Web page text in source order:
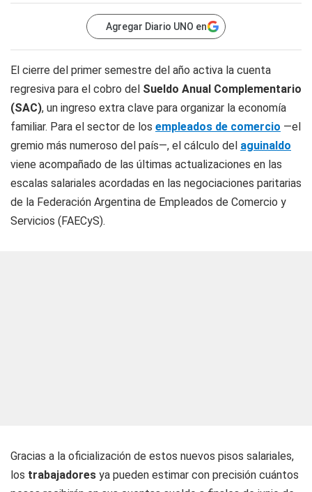
Agregar Diario UNO en
El cierre del primer semestre del año activa la cuenta
regresiva para el cobro del Sueldo Anual Complementario
(SAC), un ingreso extra clave para organizar la economía
familiar. Para el sector de los empleados de comercio —el
gremio más numeroso del país—, el cálculo del aguinaldo
viene acompañado de las últimas actualizaciones en las
escalas salariales acordadas en las negociaciones paritarias
de la Federación Argentina de Empleados de Comercio y
Servicios (FAECyS).
Gracias a la oficialización de estos nuevos pisos salariales,
los trabajadores ya pueden estimar con precisión cuántos